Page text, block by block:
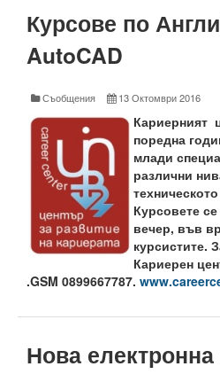
Електротехнически
Факултет по изчислителна
Машинно-технологичен
Корабостроителен
Добруджански
Месец на науката 2023
Начало
Научноизследователски
Машинно-технологичен
Курсове по
AutoCAD
Съобщения 13 Октомври 2016
Кариерният
поредна
млади
различни
Курсовете
вечер, във
курсистите.
Кариерен
.GSM 0899667787. www.
Нова